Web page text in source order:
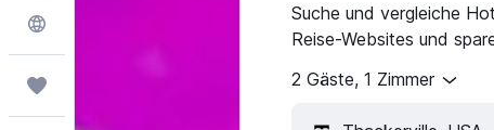
Suche und vergleiche
Reise-Websites und
2 Gäste, 1 Zimmer